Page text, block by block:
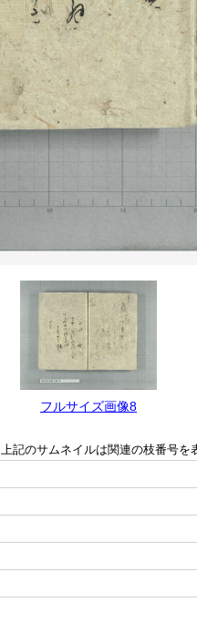
フルサイズ画像8
上記のサムネイルは関連の枝番号を